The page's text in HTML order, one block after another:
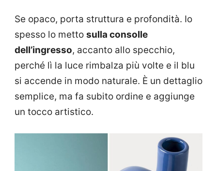
Se opaco, porta struttura e profondità. Io
spesso lo metto sulla consolle
dell’ingresso, accanto allo specchio,
perché lì la luce rimbalza più volte e il blu
si accende in modo naturale. È un dettaglio
semplice, ma fa subito ordine e aggiunge
un tocco artistico.